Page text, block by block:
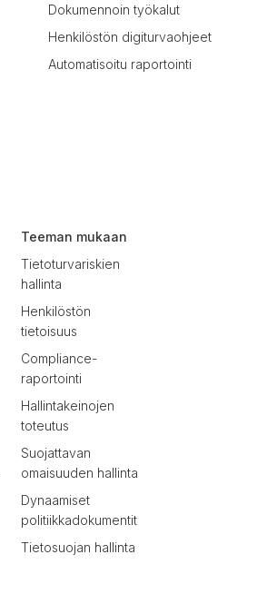
Dokumennoin työkalut
Henkilöstön digiturvaohjeet
Automatisoitu raportointi
Teeman mukaan
Tietoturvariskien
hallinta
Henkilöstön
tietoisuus
Compliance-
raportointi
Hallintakeinojen
toteutus
Suojattavan
omaisuuden hallinta
Dynaamiset
politiikkadokumentit
Tietosuojan hallinta